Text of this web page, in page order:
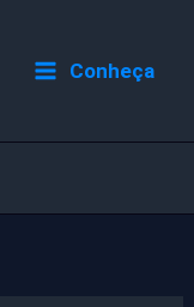
Conheça